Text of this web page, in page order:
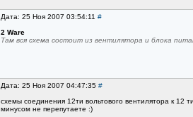
Дата: 25 Ноя 2007 03:54:11 #
2 Ware
Там вся схема состоит из вентилятора и блока
Дата: 25 Ноя 2007 04:47:35 #
схемы соединения 12ти вольтового вентилятора к 12
минусом не перепутаете :)